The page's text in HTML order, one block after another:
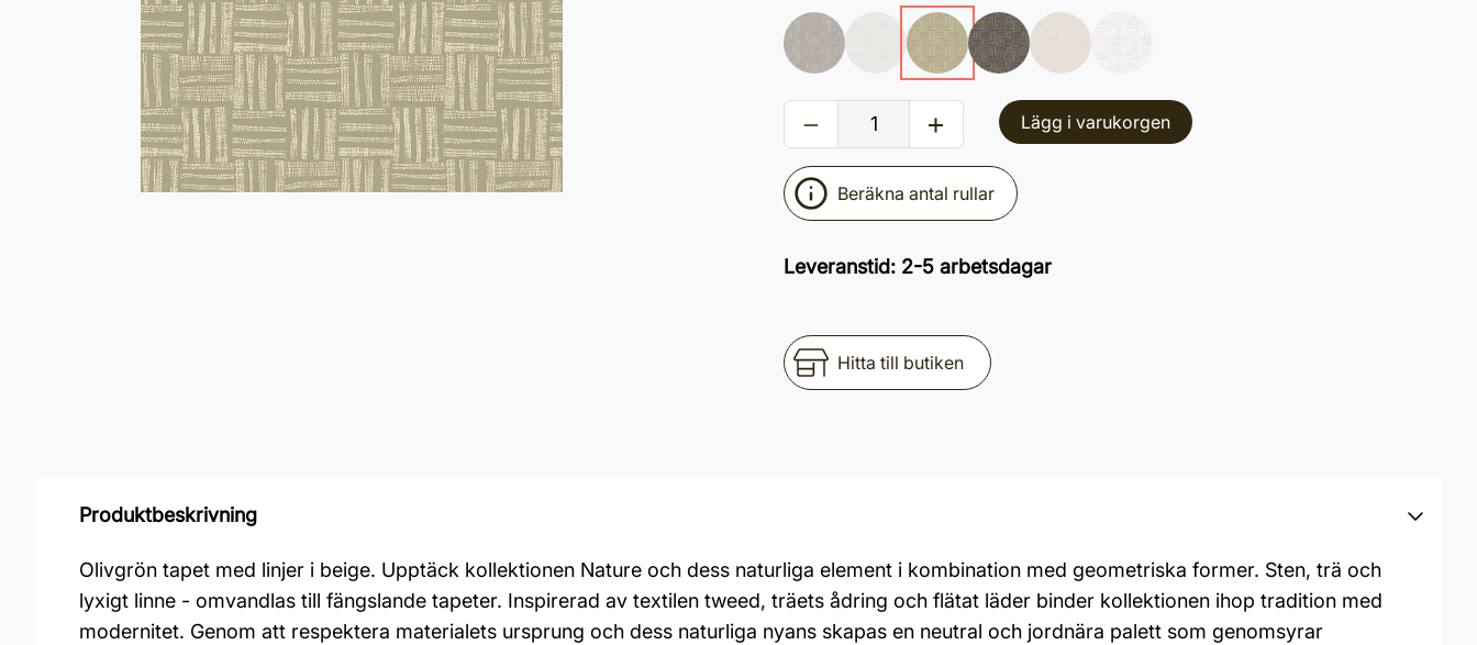
Lägg i varukorgen
Beräkna antal rullar
Leveranstid: 2-5 arbetsdagar
Hitta till butiken
Produktbeskrivning
Olivgrön tapet med linjer i beige. Upptäck kollektionen Nature och dess naturliga element i kombination med geometriska former. Sten, trä och
lyxigt linne - omvandlas till fängslande tapeter. Inspirerad av textilen tweed, träets ådring och flätat läder binder kollektionen ihop tradition med
modernitet. Genom att respektera materialets ursprung och dess naturliga nyans skapas en neutral och jordnära palett som genomsyrar